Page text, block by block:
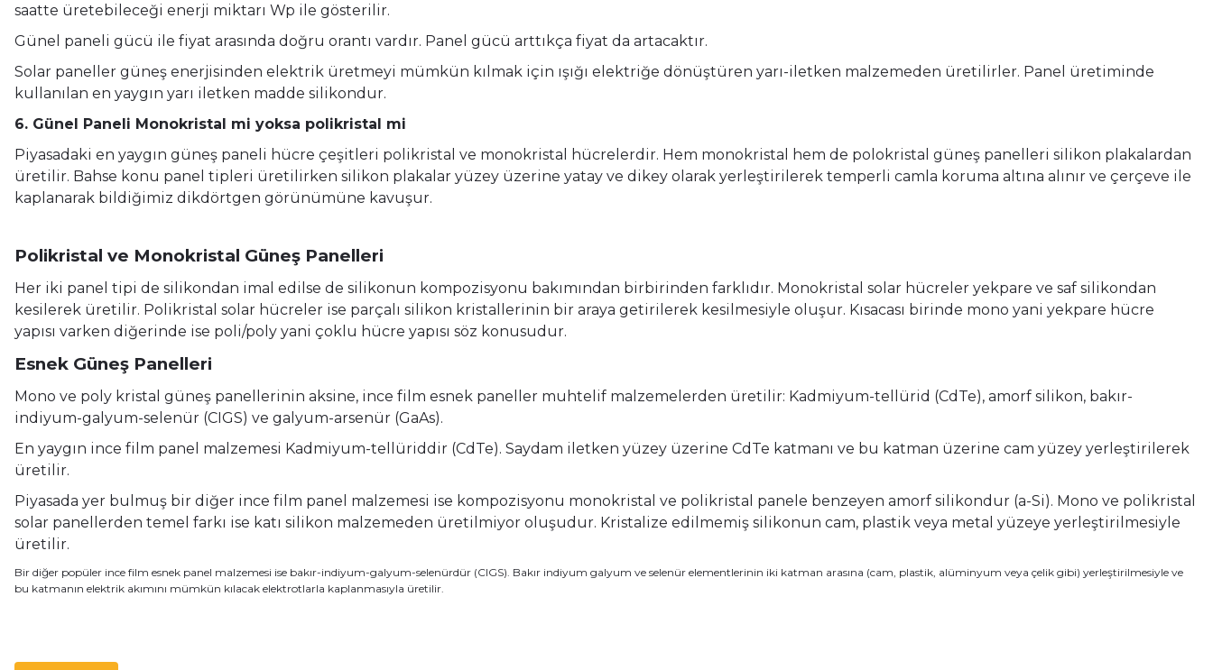
saatte üretebileceği enerji miktarı Wp ile gösterilir.
Günel paneli gücü ile fiyat arasında doğru orantı vardır. Panel gücü arttıkça fiyat da artacaktır.
Solar paneller güneş enerjisinden elektrik üretmeyi mümkün kılmak için ışığı elektriğe dönüştüren yarı-iletken malzemeden üretilirler. Panel üretiminde
kullanılan en yaygın yarı iletken madde silikondur.
6. Günel Paneli Monokristal mi yoksa polikristal mi
Piyasadaki en yaygın güneş paneli hücre çeşitleri polikristal ve monokristal hücrelerdir. Hem monokristal hem de polokristal güneş panelleri silikon plakalardan
üretilir. Bahse konu panel tipleri üretilirken silikon plakalar yüzey üzerine yatay ve dikey olarak yerleştirilerek temperli camla koruma altına alınır ve çerçeve ile
kaplanarak bildiğimiz dikdörtgen görünümüne kavuşur.
Polikristal ve Monokristal Güneş Panelleri
Her iki panel tipi de silikondan imal edilse de silikonun kompozisyonu bakımından birbirinden farklıdır. Monokristal solar hücreler yekpare ve saf silikondan
kesilerek üretilir. Polikristal solar hücreler ise parçalı silikon kristallerinin bir araya getirilerek kesilmesiyle oluşur. Kısacası birinde mono yani yekpare hücre
yapısı varken diğerinde ise poli/poly yani çoklu hücre yapısı söz konusudur.
Esnek Güneş Panelleri
Mono ve poly kristal güneş panellerinin aksine, ince film esnek paneller muhtelif malzemelerden üretilir: Kadmiyum-tellürid (CdTe), amorf silikon, bakır-
indiyum-galyum-selenür (CIGS) ve galyum-arsenür (GaAs).
En yaygın ince film panel malzemesi Kadmiyum-tellüriddir (CdTe). Saydam iletken yüzey üzerine CdTe katmanı ve bu katman üzerine cam yüzey yerleştirilerek
üretilir.
Piyasada yer bulmuş bir diğer ince film panel malzemesi ise kompozisyonu monokristal ve polikristal panele benzeyen amorf silikondur (a-Si). Mono ve polikristal
solar panellerden temel farkı ise katı silikon malzemeden üretilmiyor oluşudur. Kristalize edilmemiş silikonun cam, plastik veya metal yüzeye yerleştirilmesiyle
üretilir.
Bir diğer popüler ince film esnek panel malzemesi ise bakır-indiyum-galyum-selenürdür (CIGS). Bakır indiyum galyum ve selenür elementlerinin iki katman arasına (cam, plastik, alüminyum veya çelik gibi) yerleştirilmesiyle ve
bu katmanın elektrik akımını mümkün kılacak elektrotlarla kaplanmasıyla üretilir.